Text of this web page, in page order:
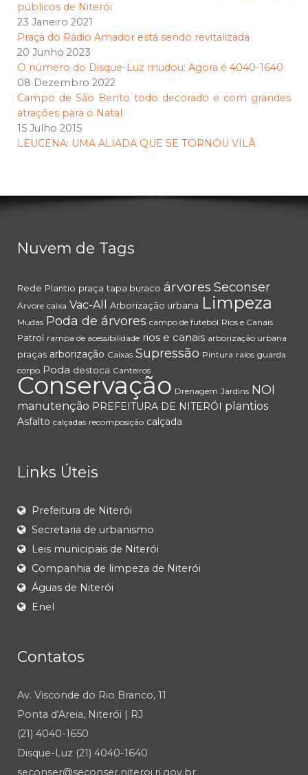
públicos de Niterói
23 Janeiro 2021
Praça do Rádio Amador está sendo revitalizada
20 Junho 2023
O número do Disque-Luz mudou: Agora é 4040-1640
08 Dezembro 2022
Campo de São Bento todo decorado e com grandes
atrações para o Natal
15 Julho 2015
LEUCENA: UMA ALIADA QUE SE TORNOU VILÃ
Nuvem de Tags
Rede Plantio praça tapa buraco árvores Seconser
Árvore caixa Vac-All Arborização urbana Limpeza
Mudas Poda de árvores campo de futebol Rios e Canais
Patrol rampa de acessibilidade rios e canais arborização urbana
praças arborização Caixas Supressão Pintura ralos guarda
corpo Poda destoca Canteiros
Conservação Drenagem Jardins NOI
manutenção PREFEITURA DE NITERÓI plantios
Asfalto calçadas recomposição calçada
Links Úteis
Prefeitura de Niterói
Secretaria de urbanismo
Leis municipais de Niterói
Companhia de limpeza de Niterói
Águas de Niterói
Enel
Contatos
Av. Visconde do Rio Branco, 11
Ponta d'Areia, Niterói | RJ
(21) 4040-1650
Disque-Luz (21) 4040-1640
seconser@seconser.niteroi.rj.gov.br